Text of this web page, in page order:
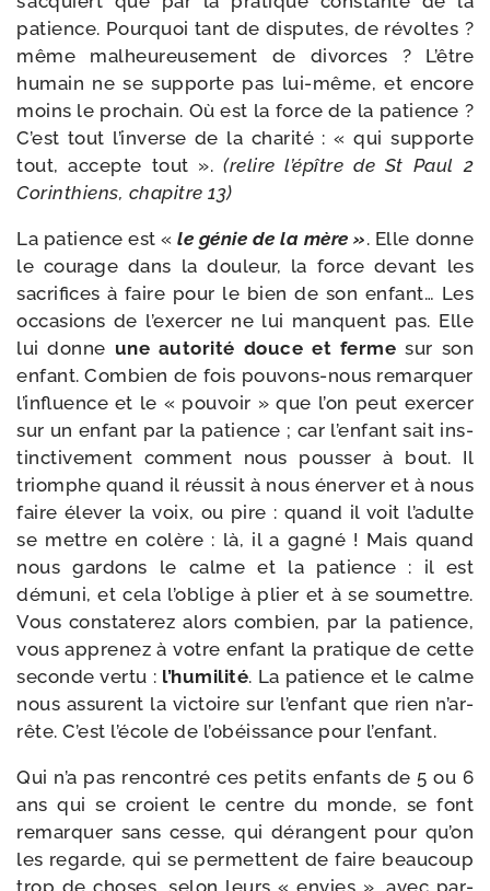
patience. Pourquoi tant de dis­putes, de révoltes ?
même mal­heu­reu­se­ment de divorces ? L’être
humain ne se sup­porte pas lui-​même, et encore
moins le pro­chain. Où est la force de la patience ?
C’est tout l’in­verse de la cha­ri­té : « qui sup­porte
tout, accepte tout ».(relire l’épître de St Paul 2
Corinthiens, cha­pitre 13)
La patience est «le génie de la mère ». Elle donne
le cou­rage dans la dou­leur, la force devant les
sacri­fices à faire pour le bien de son enfant… Les
occa­sions de l’exer­cer ne lui manquent pas. Elle
lui donne une auto­ri­té douce et ferme sur son
enfant. Combien de fois pouvons-​nous remar­quer
l’in­fluence et le « pou­voir » que l’on peut exer­cer
sur un enfant par la patience ; car l’en­fant sait ins­
tinc­ti­ve­ment com­ment nous pous­ser à bout. Il
triomphe quand il réus­sit à nous éner­ver et à nous
faire éle­ver la voix, ou pire : quand il voit l’a­dulte
se mettre en colère : là, il a gagné ! Mais quand
nous gar­dons le calme et la patience : il est
dému­ni, et cela l’o­blige à plier et à se sou­mettre.
Vous consta­te­rez alors com­bien, par la patience,
vous appre­nez à votre enfant la pra­tique de cette
seconde ver­tu : l’hu­mi­li­té. La patience et le calme
nous assurent la vic­toire sur l’en­fant que rien n’ar­
rête. C’est l’école de l’obéissance pour l’enfant.
Qui n’a pas ren­con­tré ces petits enfants de 5 ou 6
ans qui se croient le centre du monde, se font
remar­quer sans cesse, qui dérangent pour qu’on
les regarde, qui se per­mettent de faire beau­coup
trop de choses, selon leurs « envies », avec par­